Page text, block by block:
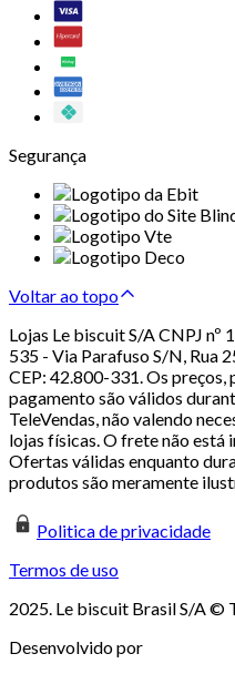
Segurança
Voltar ao topo
Lojas Le biscuit S/A CNPJ
535 - Via Parafuso S/N, Rua
CEP: 42.800-331. Os preços,
pagamento são válidos
TeleVendas, não valendo
lojas físicas. O frete não
Ofertas válidas enquanto
produtos são meramente
Politica de privacidade
Termos de uso
2025. Le biscuit Brasil S/A ©
Desenvolvido por